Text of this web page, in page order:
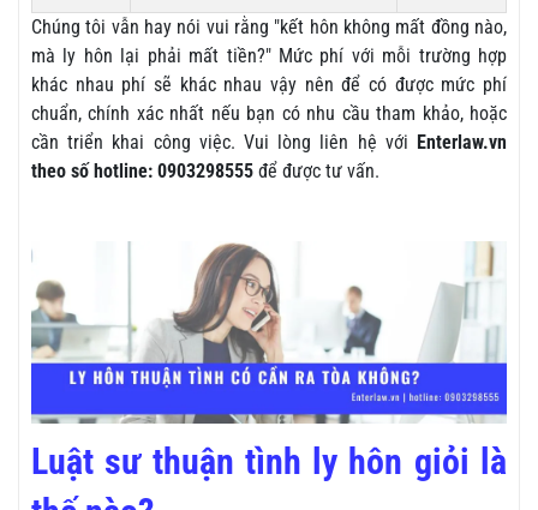
Chúng tôi vẫn hay nói vui rằng "kết hôn không mất đồng nào,
mà ly hôn lại phải mất tiền?" Mức phí với mỗi trường hợp
khác nhau phí sẽ khác nhau vậy nên để có được mức phí
chuẩn, chính xác nhất nếu bạn có nhu cầu tham khảo, hoặc
cần triển khai công việc. Vui lòng liên hệ với Enterlaw.vn
theo số hotline: 0903298555 để được tư vấn.
Luật sư thuận tình ly hôn giỏi là